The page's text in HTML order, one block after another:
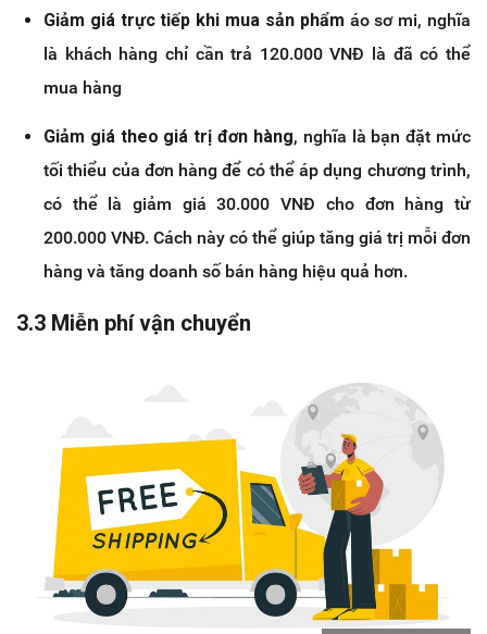
Giảm giá trực tiếp khi mua sản phẩm áo sơ mi, nghĩa
là khách hàng chỉ cần trả 120.000 VNĐ là đã có thể
mua hàng
Giảm giá theo giá trị đơn hàng, nghĩa là bạn đặt mức
tối thiểu của đơn hàng để có thể áp dụng chương trình,
có thể là giảm giá 30.000 VNĐ cho đơn hàng từ
200.000 VNĐ. Cách này có thể giúp tăng giá trị mỗi đơn
hàng và tăng doanh số bán hàng hiệu quả hơn.
3.3 Miễn phí vận chuyển